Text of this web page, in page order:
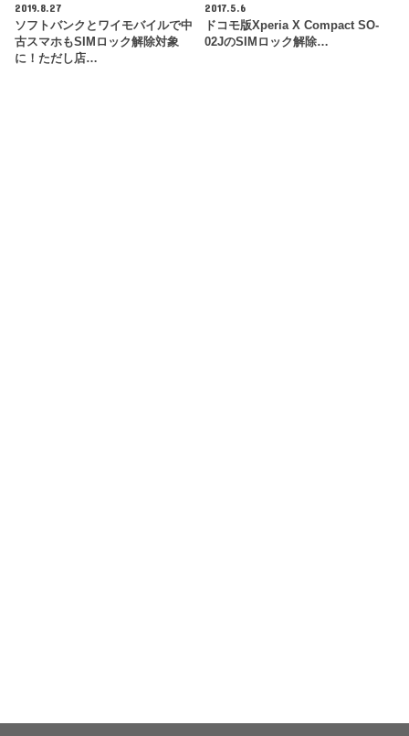
2019.8.27
ソフトバンクとワイモバイルで中
古スマホもSIMロック解除対象
に！ただし店…
2017.5.6
ドコモ版Xperia X Compact SO-
02JのSIMロック解除…